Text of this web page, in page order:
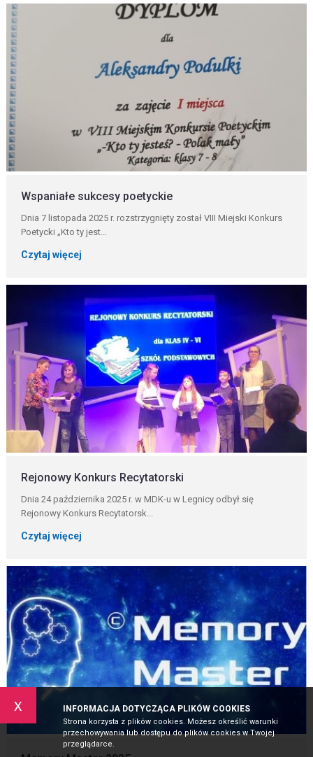
x INFORMACJA DOTYCZĄCA PLIKÓW COOKIES
Strona korzysta z plików cookies. Możesz określić warunki
przechowywania lub dostępu do plików cookies w Twojej
przeglądarce.
Wspaniałe sukcesy poetyckie
Dnia 7 listopada 2025 r. rozstrzygnięty został VIII Miejski Konkurs
Poetycki „Kto ty jest...
Czytaj więcej
Rejonowy Konkurs Recytatorski
Dnia 24 października 2025 r. w MDK-u w Legnicy odbył się
Rejonowy Konkurs Recytatorsk...
Czytaj więcej